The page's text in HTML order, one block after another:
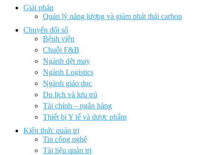
Giải pháp
Quản lý năng lượng và giảm phát thải carbon
Chuyển đổi số
Bệnh viện
Chuỗi F&B
Ngành dệt may
Ngành Logistics
Ngành giáo dục
Du lịch và lưu trú
Tài chính – ngân hàng
Thiết bị Y tế và dược phẩm
Kiến thức quản trị
Tin công nghệ
Tài liệu quản trị